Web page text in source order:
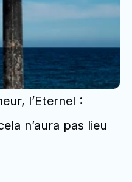
l’Eternel :
n’aura pas lieu